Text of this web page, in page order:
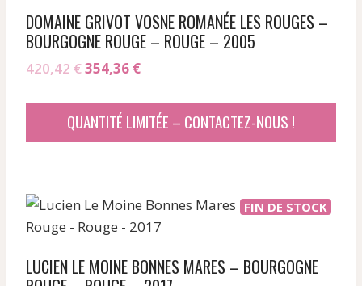
DOMAINE GRIVOT VOSNE ROMANÉE LES ROUGES –
BOURGOGNE ROUGE – ROUGE – 2005
420,42€Le
initial
était :
354,36 €Le
actuel
est :
QUANTITÉ LIMITÉE – CONTACTEZ-NOUS !
FIN DE STOCK
LUCIEN LE MOINE BONNES MARES – BOURGOGNE